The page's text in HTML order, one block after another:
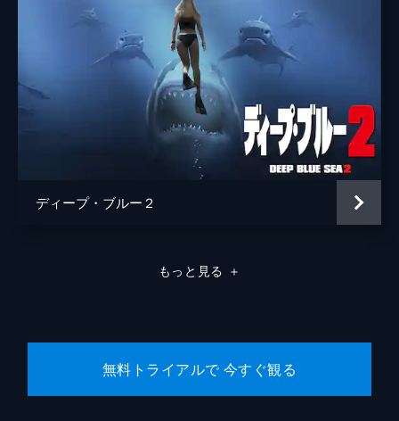
ディープ・ブルー２
もっと見る ＋
無料トライアルで 今すぐ観る